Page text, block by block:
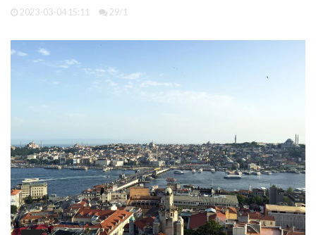
2023-03-04 15:11 29/1